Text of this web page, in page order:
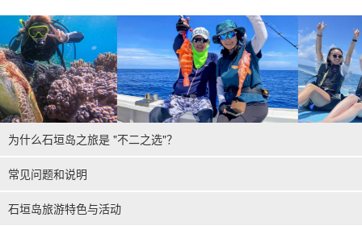
为什么石垣岛之旅是 "不二之选"？
常见问题和说明
石垣岛旅游特色与活动